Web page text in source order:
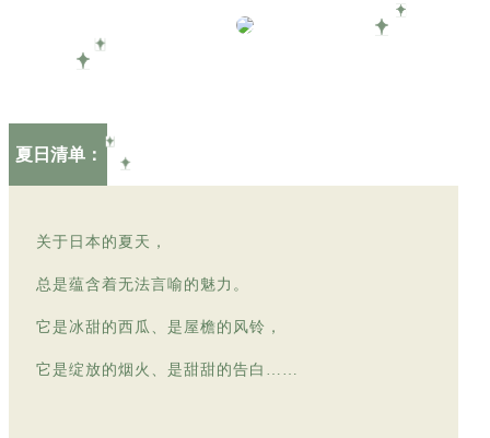
夏日清单：
关于日本的夏天，
总是蕴含着无法言喻的魅力。
它是冰甜的西瓜、是屋檐的风铃，
它是绽放的烟火、是甜甜的告白……